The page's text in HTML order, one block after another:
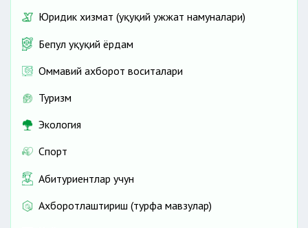
Юридик хизмат (ҳуқуқий ҳужжат намуналари)
Бепул ҳуқуқий ёрдам
Оммавий ахборот воситалари
Туризм
Экология
Спорт
Абитуриентлар учун
Ахборотлаштириш (турфа мавзулар)